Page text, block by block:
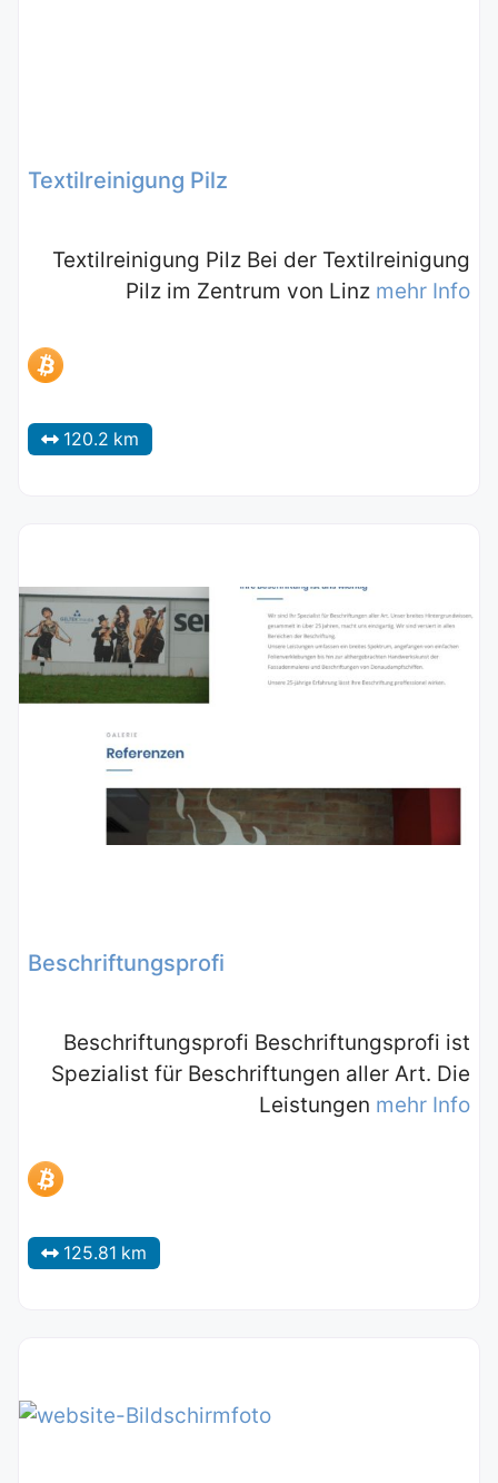
Textilreinigung Pilz
Textilreinigung Pilz Bei der Textilreinigung
Pilz im Zentrum von Linz mehr Info
120.2 km
Beschriftungsprofi
Beschriftungsprofi Beschriftungsprofi ist
Spezialist für Beschriftungen aller Art. Die
Leistungen mehr Info
125.81 km